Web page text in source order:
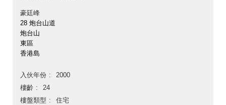
豪廷峰
28 炮台山道
炮台山
東區
香港島
入伙年份
2000
樓齡
24
樓盤類型
住宅